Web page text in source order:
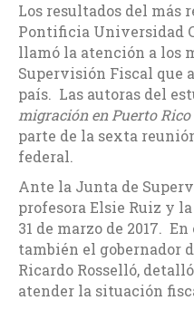
Los resultados del más
Pontificia Universidad
llamó la atención a los
Supervisión Fiscal que
país. Las autoras del
migración en Puerto Rico
parte de la sexta
federal.
Ante la Junta de
profesora Elsie Ruiz y
31 de marzo de 2017.
también el gobernador
Ricardo Rosselló,
atender la situación